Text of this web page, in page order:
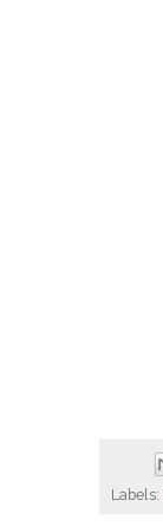
Labels: